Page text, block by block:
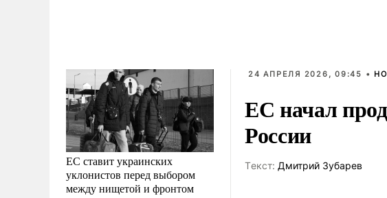
ЕС ставит украинских
уклонистов перед выбором
между нищетой и фронтом
24 АПРЕЛЯ 2026, 09:45 •
ЕС начал
России
Tекст: Дмитрий Зубарев